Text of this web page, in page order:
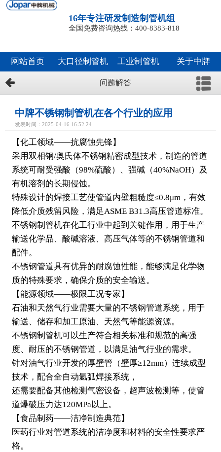
16年专注研发制造制管机组
全国免费咨询热线：400-8383-818
网站首页 大口径制管机 工业制管机 关于中牌
问题解答
中牌不锈钢制管机在各个行业的应用
发表时间：2025-04-16 16:52:24
【化工领域——抗腐蚀先锋】
采用双相钢/奥氏体不锈钢精密成型技术，制造的管道
系统可耐受强酸（98%硫酸）、强碱（40%NaOH）及
有机溶剂的长期侵蚀。
特殊设计的焊接工艺使管道内壁粗糙度≤0.8μm，有效
降低介质残留风险，满足ASME B31.3高压管道标准。
不锈钢制管机在化工行业中起到关键作用，用于生产
输送化学品、酸碱溶液、高压气体等的不锈钢管道和
配件。
不锈钢管道具有优异的耐腐蚀性能，能够满足化学物
质的特殊要求，确保介质的安全输送。
【能源领域——极限工况专家】
石油和天然气行业需要大量的不锈钢管道系统，用于
输送、储存和加工原油、天然气等能源资源。
不锈钢制管机可以生产符合相关标准和规范的高强
度、耐压的不锈钢管道，以满足油气行业的需求。
针对油气行业开发的厚壁管（壁厚≥12mm）连续成型
技术，配合全自动氩弧焊接系统，
还需要配备其他检测气密设备，超声波检测等，使管
道爆破压力达120MPa以上。
【食品制药——洁净制造典范】
医药行业对管道系统的洁净度和材料的安全性要求严
格。